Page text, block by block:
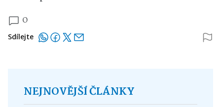
0
Sdílejte
NEJNOVĚJŠÍ ČLÁNKY